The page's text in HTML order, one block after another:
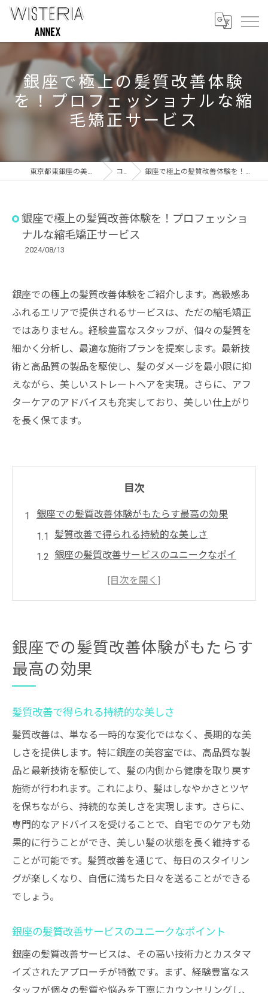
銀座で極上の髪質改善体験
を！プロフェッショナルな縮
毛矯正サービス
東京都東銀座の美容室ならWISTERIA ANNEX コラム 銀座で極上の髪質改善体験を！プロフェッショナルな縮毛矯正サービス
銀座で極上の髪質改善体験を！プロフェッショ
ナルな縮毛矯正サービス
2024/08/13
銀座での極上の髪質改善体験をご紹介します。高級感あ
ふれるエリアで提供されるサービスは、ただの縮毛矯正
ではありません。経験豊富なスタッフが、個々の髪質を
細かく分析し、最適な施術プランを提案します。最新技
術と高品質の製品を駆使し、髪のダメージを最小限に抑
えながら、美しいストレートヘアを実現。さらに、アフ
ターケアのアドバイスも充実しており、美しい仕上がり
を長く保てます。
目次
銀座での髪質改善体験がもたらす最高の効果
髪質改善で得られる持続的な美しさ
銀座の髪質改善サービスのユニークなポイ
グ
髪質改善がもたらすメンタル面の効果
プロの縮毛矯正による髪質改善の手順
縮毛矯正前のカウンセリングの重要性
髪質改善に適した縮毛矯正の種類
プロの技術が生きる縮毛矯正の秘密
縮毛矯正と髪質改善の相乗効果
施術後のアフターケアで髪質改善を持続
高級感あふれる銀座での髪質改善の魅力
銀座の美容室が提供する特別なサービス
高級感あふれる施術空間の魅力
高品質な製品がもたらす髪質改善の効果
銀座ならではのリラックスした施術体験
セレブリティも訪れる銀座の美容室
銀座での髪質改善体験がもたらす
最高の効果
髪質改善で得られる持続的な美しさ
髪質改善は、単なる一時的な変化ではなく、長期的な美
しさを提供します。特に銀座の美容室では、高品質な製
品と最新技術を駆使して、髪の内側から健康を取り戻す
施術が行われます。これにより、髪はしなやかさとツヤ
を保ちながら、持続的な美しさを実現します。さらに、
専門的なアドバイスを受けることで、自宅でのケアも効
果的に行うことができ、美しい髪の状態を長く維持する
ことが可能です。髪質改善を通じて、毎日のスタイリン
グが楽しくなり、自信に満ちた日々を送ることができる
でしょう。
銀座の髪質改善サービスのユニークなポイント
銀座の髪質改善サービスは、その高い技術力とカスタマ
イズされたアプローチが特徴です。まず、経験豊富なス
タッフが個々の髪質や悩みを丁寧にカウンセリングし、